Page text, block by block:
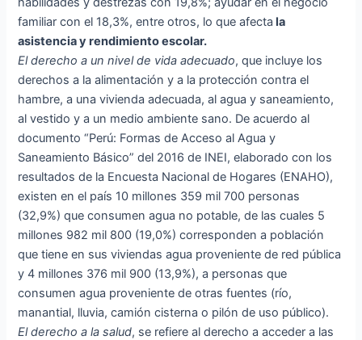
familiar con el 18,3%, entre otros, lo que afecta la
asistencia y rendimiento escolar.
El derecho a un nivel de vida adecuado, que incluye los
derechos a la alimentación y a la protección contra el
hambre, a una vivienda adecuada, al agua y saneamiento,
al vestido y a un medio ambiente sano. De acuerdo al
documento “Perú: Formas de Acceso al Agua y
Saneamiento Básico” del 2016 de INEI, elaborado con los
resultados de la Encuesta Nacional de Hogares (ENAHO),
existen en el país 10 millones 359 mil 700 personas
(32,9%) que consumen agua no potable, de las cuales 5
millones 982 mil 800 (19,0%) corresponden a población
que tiene en sus viviendas agua proveniente de red pública
y 4 millones 376 mil 900 (13,9%), a personas que
consumen agua proveniente de otras fuentes (río,
manantial, lluvia, camión cisterna o pilón de uso público).
El derecho a la salud, se refiere al derecho a acceder a las